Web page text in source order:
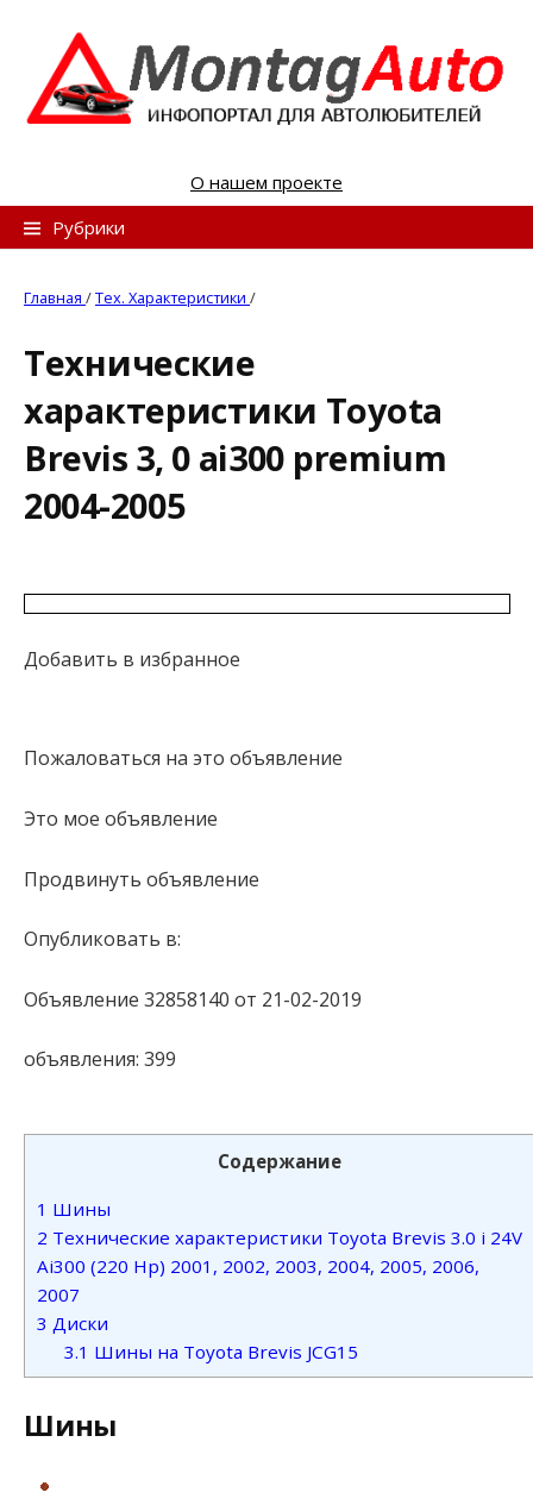
n
О нашем проекте
Рубрики
Главная /Тех. Характеристики /
Технические
характеристики Toyota
Brevis 3, 0 ai300 premium
2004-2005
Добавить в избранное
Пожаловаться на это объявление
Это мое объявление
Продвинуть объявление
Опубликовать в:
Объявление 32858140 от 21-02-2019
объявления: 399
Содержание
1 Шины
2 Технические характеристики Toyota Brevis 3.0 i 24V
Ai300 (220 Hp) 2001, 2002, 2003, 2004, 2005, 2006,
2007
3 Диски
3.1 Шины на Toyota Brevis JCG15
Шины